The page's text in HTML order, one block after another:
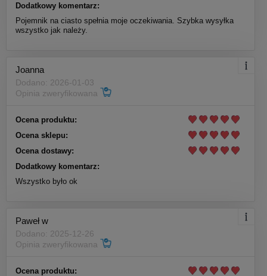
Dodatkowy komentarz:
Pojemnik na ciasto spełnia moje oczekiwania. Szybka wysyłka
wszystko jak należy.
Joanna
Dodano: 2026-01-03
Opinia zweryfikowana
Ocena produktu:
Ocena sklepu:
Ocena dostawy:
Dodatkowy komentarz:
Wszystko było ok
Paweł w
Dodano: 2025-12-26
Opinia zweryfikowana
Ocena produktu: